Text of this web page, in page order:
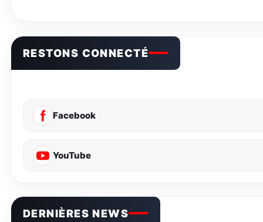
RESTONS CONNECTÉ
Facebook
YouTube
DERNIÈRES NEWS